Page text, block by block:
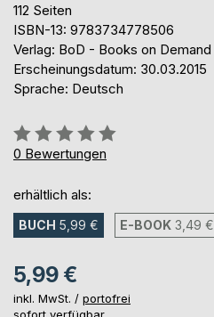
112 Seiten
ISBN-13: 9783734778506
Verlag: BoD - Books on Demand
Erscheinungsdatum: 30.03.2015
Sprache: Deutsch
Bewertung::
0%
0 Bewertungen
erhältlich als:
BUCH 5,99 € E-BOOK 3,49 €
5,99 €
inkl. MwSt. / portofrei